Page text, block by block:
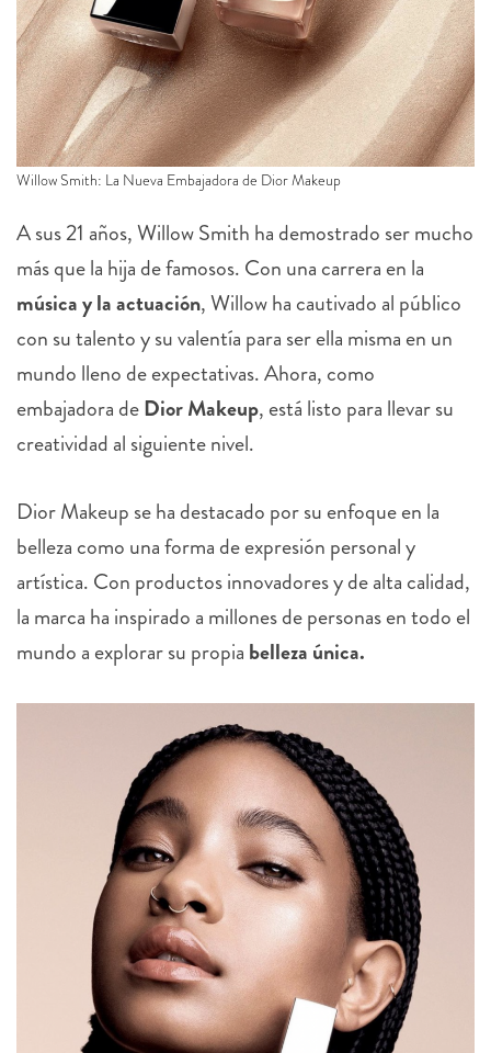
Willow Smith: La Nueva Embajadora de Dior Makeup
más que la hija de famosos. Con una carrera en la
música y la actuación, Willow ha cautivado al público
con su talento y su valentía para ser ella misma en un
mundo lleno de expectativas. Ahora, como
embajadora deDior Makeup, está listo para llevar su
creatividad al siguiente nivel.
belleza como una forma de expresión personal y
artística. Con productos innovadores y de alta calidad,
la marca ha inspirado a millones de personas en todo el
mundo a explorar su propiabelleza única.